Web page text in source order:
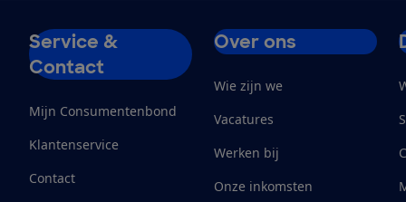
Service &
Contact
Mijn Consumentenbond
Klantenservice
Contact
Over ons
Wie zijn we
Vacatures
Werken bij
Onze inkomsten